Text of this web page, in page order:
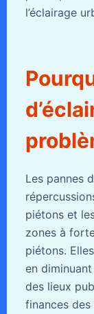
l’éclairage
Les pannes
piétons et
zones à
piétons.
en
des lieux
finances